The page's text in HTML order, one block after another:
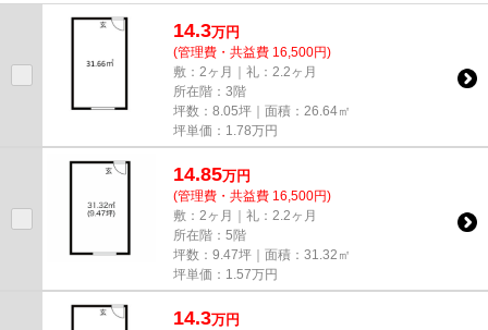
尚、弊社ではおとり広告は一切...
14.3万円
(管理費・共益費 16,500円)
敷：2ヶ月｜礼：2.2ヶ月
所在階：3階
坪数：8.05坪｜面積：26.64㎡
坪単価： 1.78万円
14.85万円
(管理費・共益費 16,500円)
敷：2ヶ月｜礼：2.2ヶ月
所在階：5階
坪数：9.47坪｜面積：31.32㎡
坪単価： 1.57万円
14.3万円